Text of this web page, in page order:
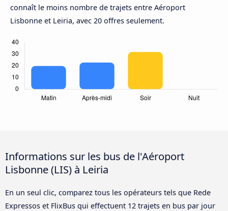
connaît le moins nombre de trajets entre Aéroport
Lisbonne et Leiria, avec 20 offres seulement.
Informations sur les bus de l'Aéroport
Lisbonne (LIS) à Leiria
En un seul clic, comparez tous les opérateurs tels que Rede
Expressos et FlixBus qui effectuent 12 trajets en bus par jour